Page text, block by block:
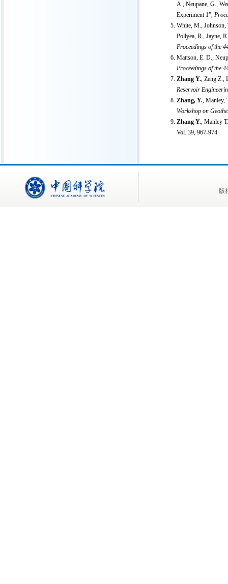
A., Neupane, G.,
Experiment 1”,
White, M., Johnson,
Pollyea, R., Jayne,
Proceedings of the
Mattson, E. D.,
Proceedings of the
Zhang Y., Zeng Z.,
Reservoir
Zhang, Y., Manley,
Workshop on
Zhang Y., Manley
Vol. 39, 967-974
版